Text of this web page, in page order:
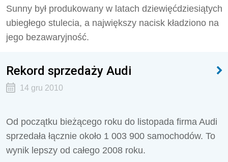
Sunny był produkowany w latach dziewięćdziesiątych
ubiegłego stulecia, a największy nacisk kładziono na
jego bezawaryjność.
Rekord sprzedaży Audi
14 gru 2010
Od początku bieżącego roku do listopada firma Audi
sprzedała łącznie około 1 003 900 samochodów. To
wynik lepszy od całego 2008 roku.